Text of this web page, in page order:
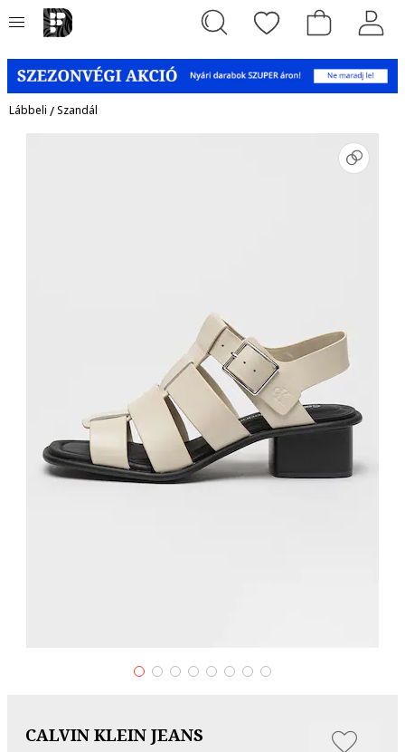
Lábbeli /Szandál
CALVIN KLEIN JEANS